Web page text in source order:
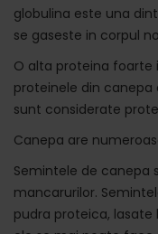
globulina este una
se gaseste in corpul
O alta proteina foarte
proteinele din canepa
sunt considerate
Canepa are
Semintele de canepa
mancarurilor.
pudra proteica,